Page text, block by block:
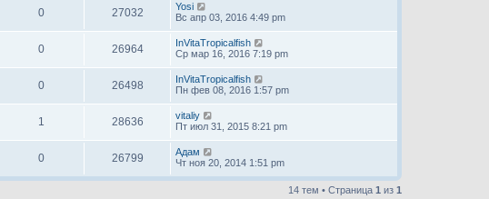
0 27032
Yosi
Вс апр 03, 2016 4:49 pm
0 26964
InVitaTropicalfish
Ср мар 16, 2016 7:19 pm
0 26498
InVitaTropicalfish
Пн фев 08, 2016 1:57 pm
1 28636
vitaliy
Пт июл 31, 2015 8:21 pm
0 26799
Адам
Чт ноя 20, 2014 1:51 pm
14 тем • Страница 1 из 1